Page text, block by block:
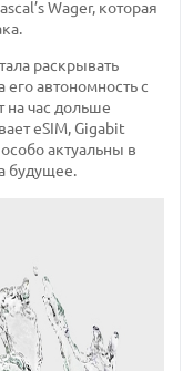
Wager, которая
раскрывать
его автономность с
на час дольше
eSIM, Gigabit
особо актуальны в
будущее.